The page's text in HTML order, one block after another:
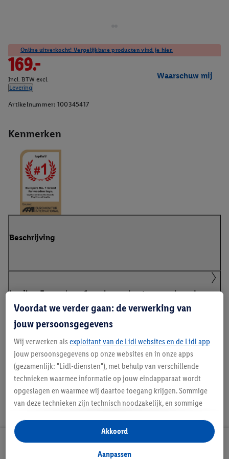
Kenmerken
Online uitverkocht! Vergelijkbare producten vind je hier.
169.-
Incl. BTW excl.
Levering
Waarschuw mij
Artikelnummer: 100345417
Beschrijving
Lupilu - Europa's nr. 1 merk voor houten speelgoed
Handleidingen en downloads
Voordat we verder gaan: de verwerking van
jouw persoonsgegevens
Wij verwerken als exploitant van de Lidl websites en de Lidl app
jouw persoonsgegevens op onze websites en in onze apps
(gezamenlijk: "Lidl-diensten"), met behulp van verschillende
technieken waarmee informatie op jouw eindapparaat wordt
opgeslagen en waarmee wij daartoe toegang krijgen. Sommige
van deze technieken zijn technisch noodzakelijk, en sommige
opslaan van voorkeursinstellingen, het verzamelen en
analyseren van statistieken of voor het tonen van
gepersonaliseerde reclame binnen en buiten de Lidl-diensten.
Aanpassen
Akkoord